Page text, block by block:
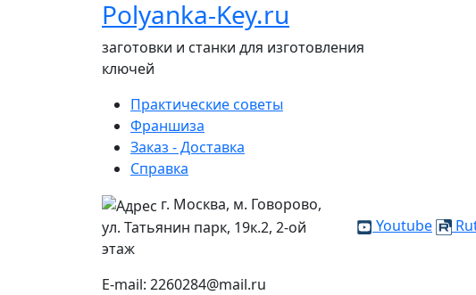
Polyanka-Key.ru
заготовки и станки для изготовления
ключей
Практические советы
Франшиза
Заказ - Доставка
Справка
г. Москва, м. Говорово,
ул. Татьянин парк, 19к.2, 2-ой
этаж
E-mail: 2260284@mail.ru
Youtube